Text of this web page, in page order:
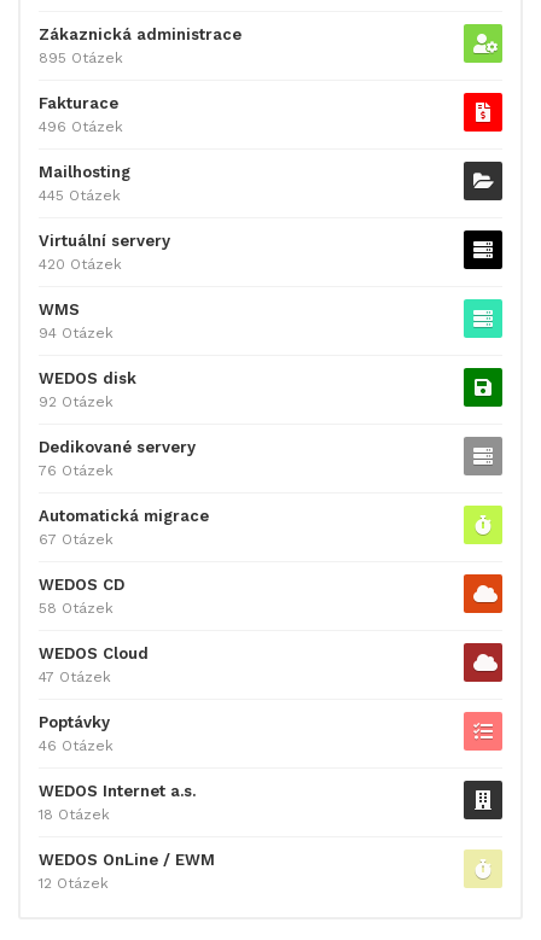
Zákaznická administrace
895 Otázek
Fakturace
496 Otázek
Mailhosting
445 Otázek
Virtuální servery
420 Otázek
WMS
94 Otázek
WEDOS disk
92 Otázek
Dedikované servery
76 Otázek
Automatická migrace
67 Otázek
WEDOS CD
58 Otázek
WEDOS Cloud
47 Otázek
Poptávky
46 Otázek
WEDOS Internet a.s.
18 Otázek
WEDOS OnLine / EWM
12 Otázek